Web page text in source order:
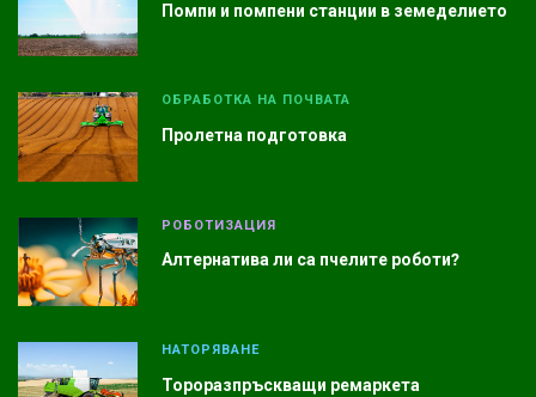
Помпи и помпени станции в земеделието
ОБРАБОТКА НА ПОЧВАТА
Пролетна подготовка
РОБОТИЗАЦИЯ
Алтернатива ли са пчелите роботи?
НАТОРЯВАНЕ
Тороразпръскващи ремаркета